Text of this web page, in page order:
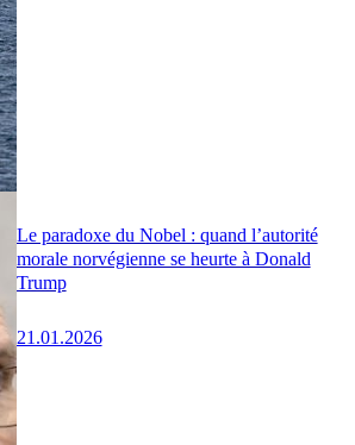
Le paradoxe du Nobel : quand l’autorité
morale norvégienne se heurte à Donald
Trump
21.01.2026